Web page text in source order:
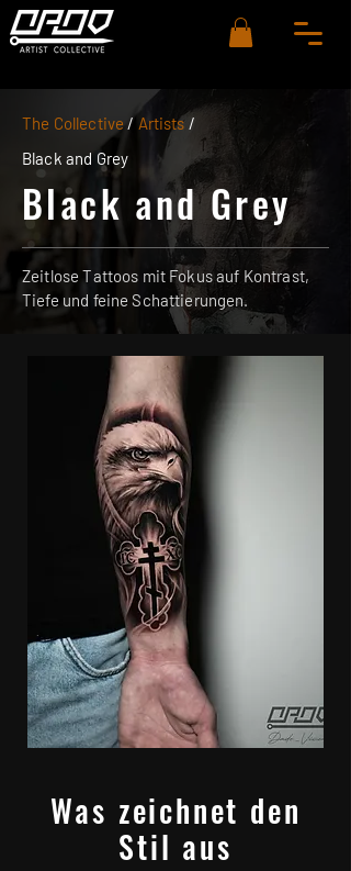
The Collective / Artists /
Black and Grey
Black and Grey
Zeitlose Tattoos mit Fokus auf Kontrast,
Tiefe und feine Schattierungen.
Was zeichnet den
Stil aus